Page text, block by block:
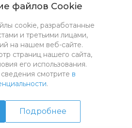
файлов Cookie
cookie, разработанные
и третьими лицами,
на нашем веб-сайте.
страниц нашего сайта,
его использования.
смотрите в
.
Подробнее